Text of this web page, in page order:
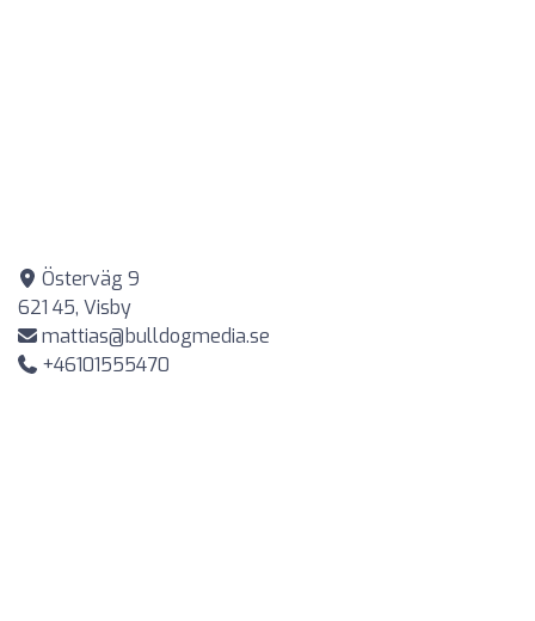
Österväg 9
621 45, Visby
mattias@bulldogmedia.se
+46101555470